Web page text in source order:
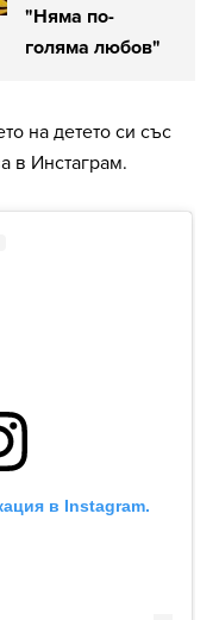
"Няма по-
голяма любов"
на детето си със
в Инстаграм.